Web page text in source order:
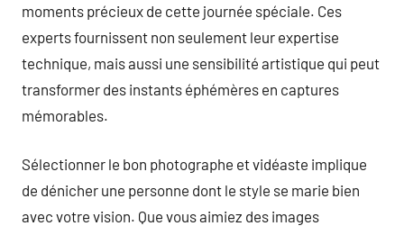
moments précieux de cette journée spéciale. Ces
experts fournissent non seulement leur expertise
technique, mais aussi une sensibilité artistique qui peut
transformer des instants éphémères en captures
mémorables.
Sélectionner le bon photographe et vidéaste implique
de dénicher une personne dont le style se marie bien
avec votre vision. Que vous aimiez des images